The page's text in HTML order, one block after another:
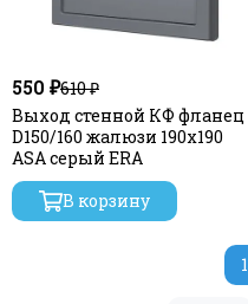
550 ₽610 ₽
Выход стенной КФ фланец
D150/160 жалюзи 190х190
ASA серый ERA
В корзину
1